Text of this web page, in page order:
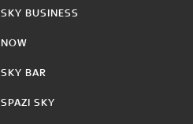
SKY BUSINESS
NOW
SKY BAR
SPAZI SKY